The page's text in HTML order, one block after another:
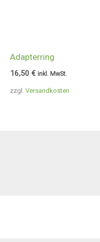
zzgl. Versandkosten
Adapterring
16,50 € inkl. MwSt.